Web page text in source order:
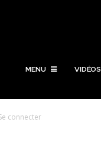
MENU VIDÉOS
connecter